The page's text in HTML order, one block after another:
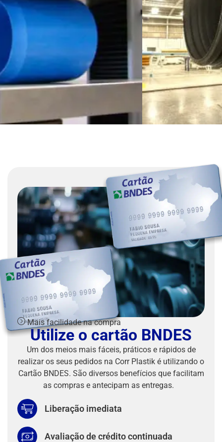
Mais facilidade na compra
Utilize o cartão BNDES
Um dos meios mais fáceis, práticos e rápidos de
realizar os seus pedidos na Corr Plastik é utilizando o
Cartão BNDES. São diversos benefícios que facilitam
as compras e antecipam as entregas.
Liberação imediata
Avaliação de crédito continuada